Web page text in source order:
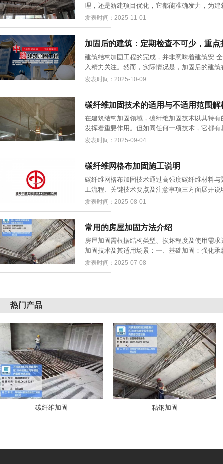
理，还是新建项目优化，它都能准确发力，为
发表时间：2025-11-01
加固后的建筑：定期检查不可少，重点
建筑结构加固工程的完成，并非意味着建筑安
入精力关注。然而，实际情况是，加固后的建
发表时间：2025-10-09
碳纤维加固技术的适用与不适用范围解
在建筑结构加固领域，碳纤维加固技术以其特
发挥着重要作用。但如同任何一项技术，它都
发表时间：2025-09-04
碳纤维网格布加固施工说明
碳纤维网格布加固技术通过高强度碳纤维材料
工流程、关键技术要点及注意事项三方面展开
发表时间：2025-08-01
​常用的房屋加固方法介绍
房屋加固需根据结构类型、损坏程度及使用需
加固技术及其适用场景：一、基础加固：强化
发表时间：2025-07-08
热门产品
碳纤维加固 粘钢加固